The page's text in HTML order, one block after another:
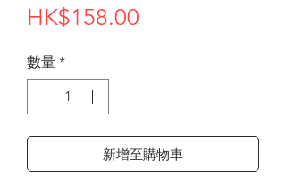
HK$158.00
數量 *
新增至購物車